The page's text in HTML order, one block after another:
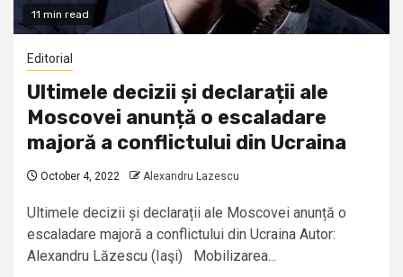
11 min read
Editorial
Ultimele decizii și declarații ale
Moscovei anunță o escaladare
majoră a conflictului din Ucraina
October 4, 2022 Alexandru Lazescu
Ultimele decizii și declarații ale Moscovei anunță o
escaladare majoră a conflictului din Ucraina Autor:
Alexandru Lăzescu (Iaşi) Mobilizarea...